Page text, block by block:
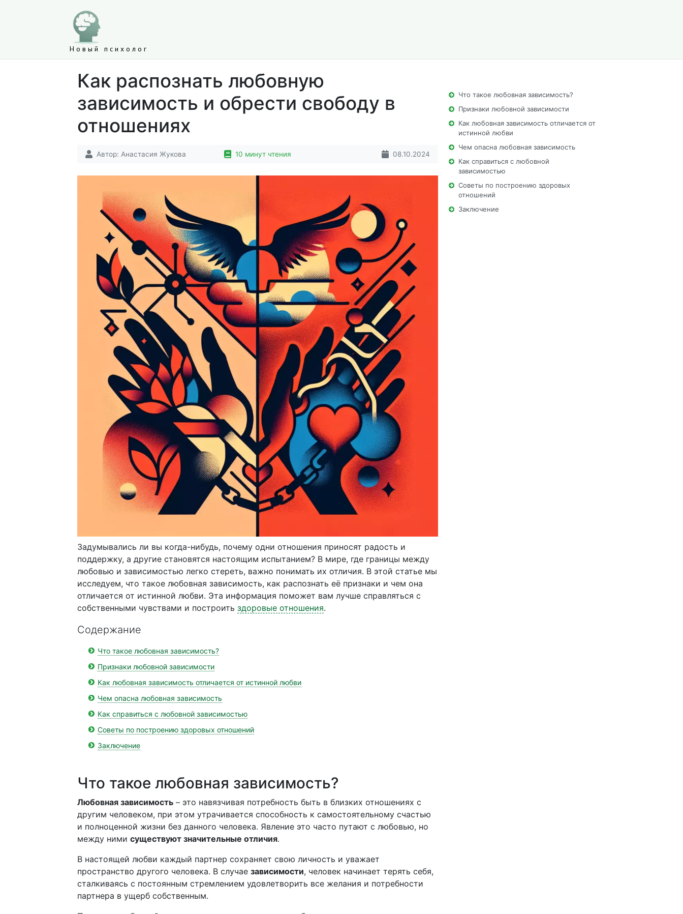
Новый психолог
Как распознать любовную
зависимость и обрести свободу в
отношениях
Автор: Анастасия Жукова 10 минут чтения 08.10.2024
Задумывались ли вы когда-нибудь, почему одни отношения приносят радость и
поддержку, а другие становятся настоящим испытанием? В мире, где границы между
любовью и зависимостью легко стереть, важно понимать их отличия. В этой статье мы
исследуем, что такое любовная зависимость, как распознать её признаки и чем она
отличается от истинной любви. Эта информация поможет вам лучше справляться с
собственными чувствами и построить здоровые отношения.
Содержание
Что такое любовная зависимость?
Признаки любовной зависимости
Как любовная зависимость отличается от истинной любви
Чем опасна любовная зависимость
Как справиться с любовной зависимостью
Советы по построению здоровых отношений
Заключение
Что такое любовная зависимость?
Любовная зависимость – это навязчивая потребность быть в близких отношениях с
другим человеком, при этом утрачивается способность к самостоятельному счастью
и полноценной жизни без данного человека. Явление это часто путают с любовью, но
между ними существуют значительные отличия.
В настоящей любви каждый партнер сохраняет свою личность и уважает
пространство другого человека. В случае зависимости, человек начинает терять себя,
сталкиваясь с постоянным стремлением удовлетворить все желания и потребности
партнера в ущерб собственным.
Что такое любовная зависимость?
Признаки любовной зависимости
Как любовная зависимость отличается от
истинной любви
Чем опасна любовная зависимость
Как справиться с любовной
зависимостью
Советы по построению здоровых
отношений
Заключение